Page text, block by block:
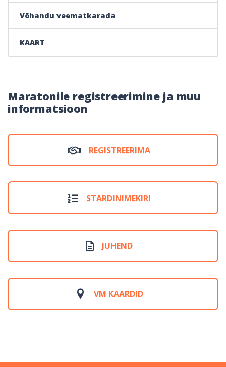
Võhandu veematkarada
KAART
Maratonile registreerimine ja muu
informatsioon
REGISTREERIMA
STARDINIMEKIRI
JUHEND
VM KAARDID